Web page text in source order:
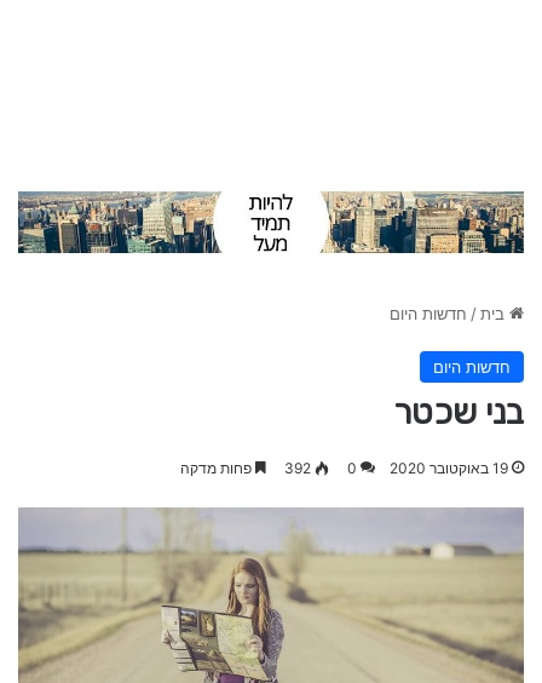
בית/ חדשות היום
חדשות היום
בני שכטר
19 באוקטובר 2020 0
392 פחות מדקה